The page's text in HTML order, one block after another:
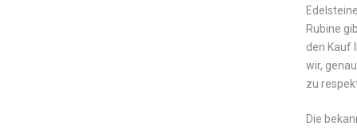
Rubine
den Kauf
wir,
zu
Die